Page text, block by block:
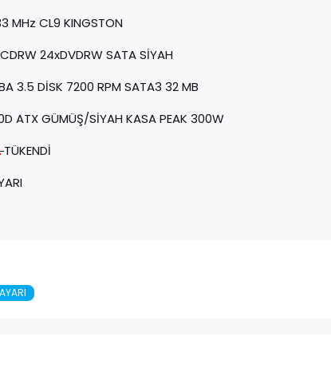
MHz CL9 KINGSTON
24xDVDRW SATA SİYAH
3.5 DİSK 7200 RPM SATA3 32 MB
ATX GÜMÜŞ/SİYAH KASA PEAK 300W
TÜKENDİ